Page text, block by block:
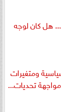
هل كان لوجه
ومتغيرات
تحديات...